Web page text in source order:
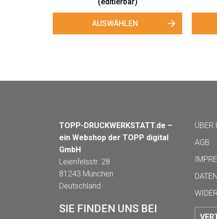
AUSWÄHLEN
TOPP-DRUCKWERKSTATT.de –
ein Webshop der TOPP digital
GmbH
Leienfelsstr. 28
81243 München
Deutschland
SIE FINDEN UNS BEI
ÜBER
AGB